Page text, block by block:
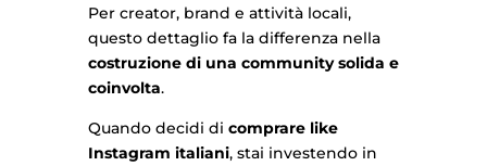
Per creator, brand e attività locali,
questo dettaglio fa la differenza nella
costruzione di una community solida e
coinvolta.
Quando decidi di comprare like
Instagram italiani, stai investendo in